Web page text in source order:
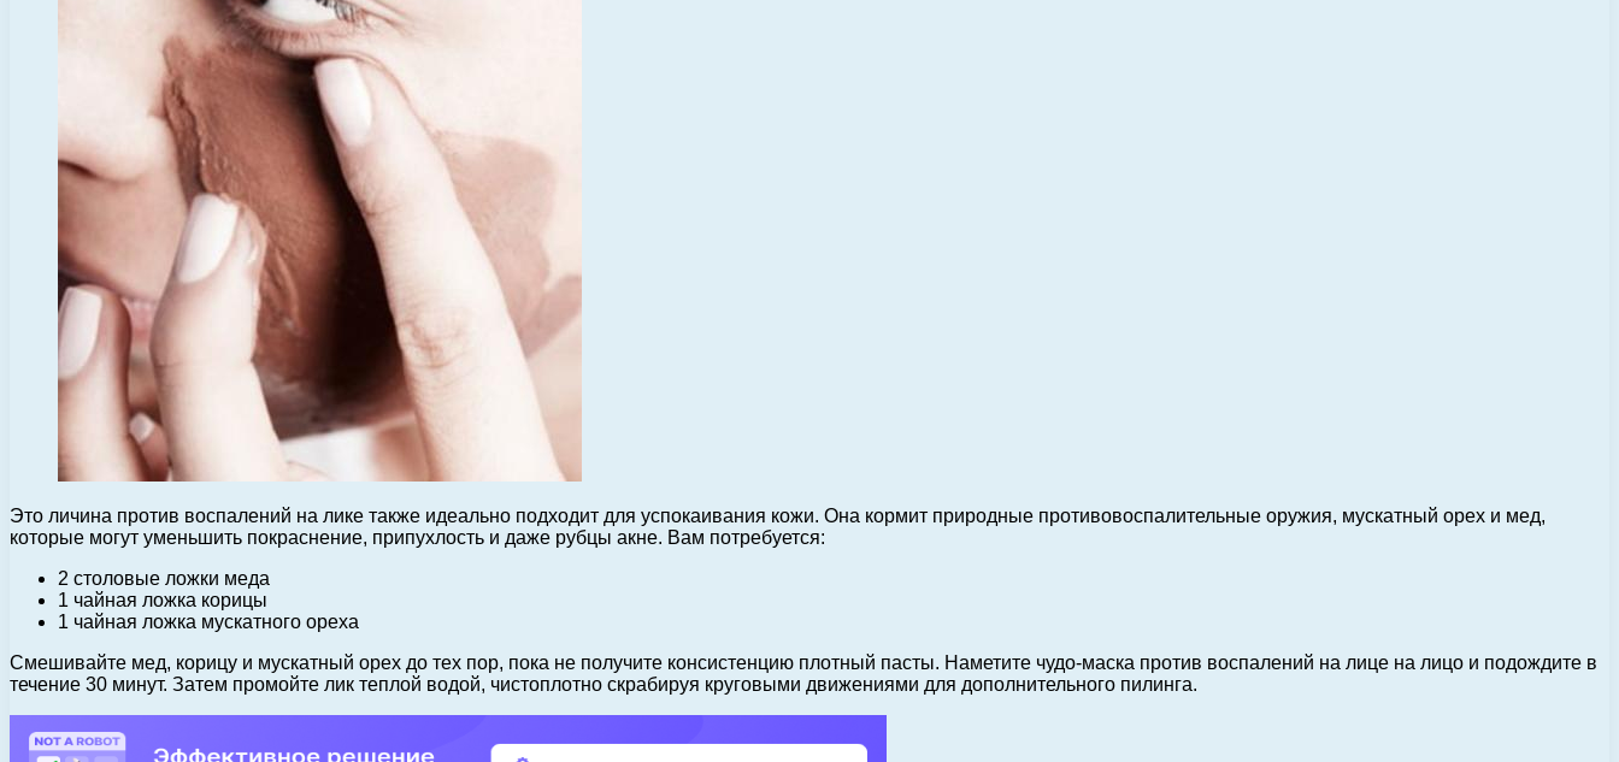
Это личина против воспалений на лике также идеально подходит для успокаивания кожи. Она кормит природные противовоспалительные оружия, мускатный орех и мед,
которые могут уменьшить покраснение, припухлость и даже рубцы акне. Вам потребуется:
2 столовые ложки меда
1 чайная ложка корицы
1 чайная ложка мускатного ореха
Смешивайте мед, корицу и мускатный орех до тех пор, пока не получите консистенцию плотный пасты. Наметите чудо-маска против воспалений на лице на лицо и подождите в
течение 30 минут. Затем промойте лик теплой водой, чистоплотно скрабируя круговыми движениями для дополнительного пилинга.